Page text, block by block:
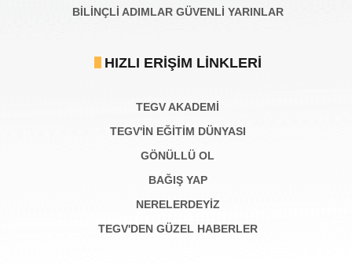
BILINÇLI ADIMLAR GÜVENLI YARINLAR
HIZLI ERIŞIM LINKLERI
TEGV AKADEMI
TEGV'İN EĞİTİM DÜNYASI
GÖNÜLLÜ OL
BAĞIŞ YAP
NERELERDEYİZ
TEGV'DEN GÜZEL HABERLER